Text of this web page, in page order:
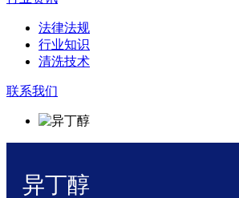
法律法规
行业知识
清洗技术
联系我们
异丁醇